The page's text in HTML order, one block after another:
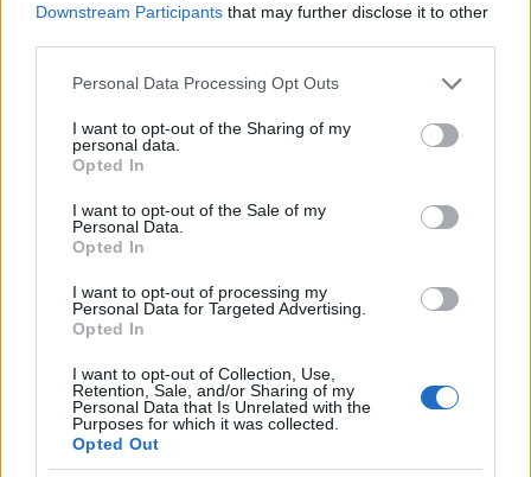
Downstream Participants that may further disclose it to other
Please note that this website/app uses one or more Google
not limited to your visit or usage behaviour. You may click to
grant or deny consent to Google and its third-party tags to
use your data for below specified purposes in below Google
consent section.
Personal Data Processing Opt Outs
I want to opt-out of the Sharing of my
personal data.
Opted In
I want to opt-out of the Sale of my
Personal Data.
Opted In
I want to opt-out of processing my
Personal Data for Targeted Advertising.
Opted In
I want to opt-out of Collection, Use,
Retention, Sale, and/or Sharing of my
Personal Data that Is Unrelated with the
Purposes for which it was collected.
Opted Out
még valótlanabb színeket kapnánk. De akkor hogyan
kamera elé különböző hullámhosszúságú fényt
szín fotonjait engedi át, a többit elnyeli. Vagyis
három alapszínnel készült kép szoftveres
Csakhogy az infravörösre érzékeny gépnél ez nem
így van. Olyan színeket is hozzá kell keverni egy
hétköznapi fotónál nem szükségesek, például az
ibolyántúli fényt. Persze ez is csak megközelítőleg
valósághű színeket visszaadni nagyon nehéz feladat.